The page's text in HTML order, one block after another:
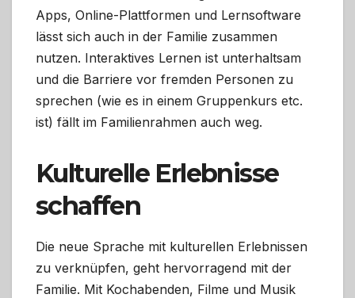
Apps, Online-Plattformen und Lernsoftware
lässt sich auch in der Familie zusammen
nutzen. Interaktives Lernen ist unterhaltsam
und die Barriere vor fremden Personen zu
sprechen (wie es in einem Gruppenkurs etc.
ist) fällt im Familienrahmen auch weg.
Kulturelle Erlebnisse
schaffen
Die neue Sprache mit kulturellen Erlebnissen
zu verknüpfen, geht hervorragend mit der
Familie. Mit Kochabenden, Filme und Musik